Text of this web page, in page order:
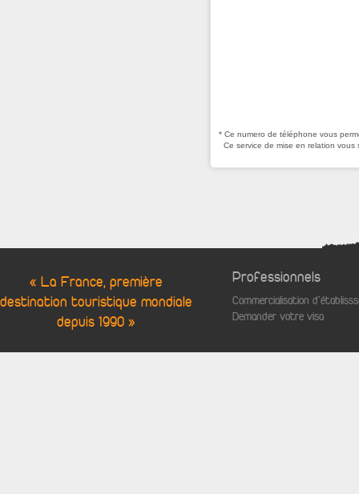
* Ce numero de téléphone vous
Ce service de mise en relation
« La France, première
destination touristique mondiale
depuis 1990 »
Professionnels
Commercialisation
Demander votre visa